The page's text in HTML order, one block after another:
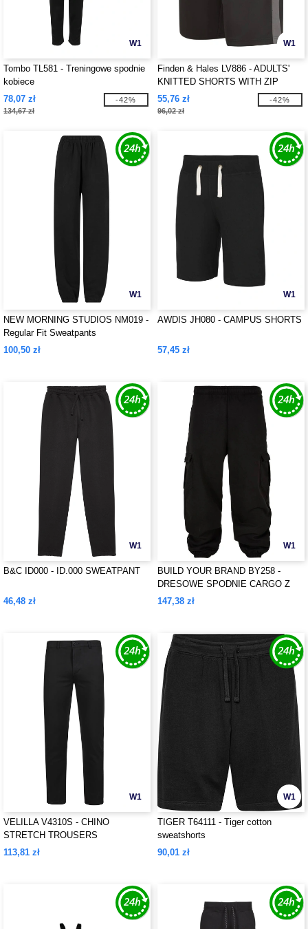
W1
Tombo TL581 - Treningowe spodnie
kobiece
78,07 zł
134,67 zł
-42%
W1
Finden & Hales LV886 - ADULTS'
KNITTED SHORTS WITH ZIP
POCKETS
55,76 zł
96,02 zł
-42%
W1
NEW MORNING STUDIOS NM019 -
Regular Fit Sweatpants
100,50 zł
W1
AWDIS JH080 - CAMPUS SHORTS
57,45 zł
W1
B&C ID000 - ID.000 SWEATPANT
46,48 zł
W1
BUILD YOUR BRAND BY258 -
DRESOWE SPODNIE CARGO Z
LAT 90.
147,38 zł
W1
VELILLA V4310S - CHINO
STRETCH TROUSERS
113,81 zł
W1
TIGER T64111 - Tiger cotton
sweatshorts
90,01 zł